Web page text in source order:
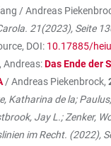
/ Andreas
21(2023), Seite
DOI: 10.17885/
Andreas:Das Ende der
/ Andreas Piekenbrock,
Katharina de la;
Jay L.; Zenker,
im Recht. (2022),